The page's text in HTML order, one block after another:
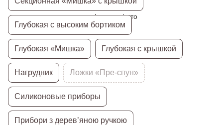
Глубокая с высоким бортиком
Глубокая «Мишка» Глубокая с крышкой
Нагрудник Ложки «Пре-спун»
Силиконовые приборы
Прибори з дерев’яною ручкою